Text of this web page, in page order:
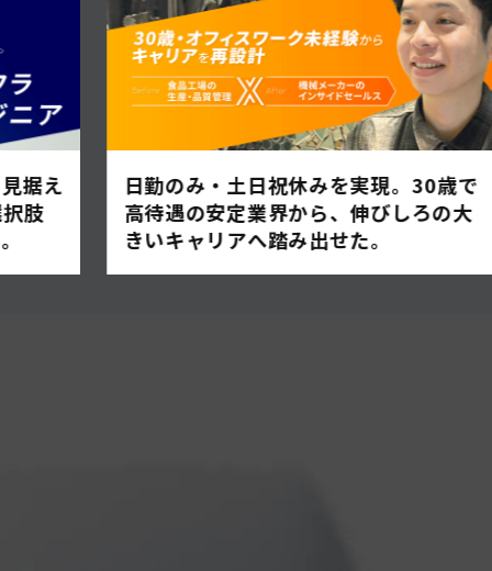
据え
肢
日勤のみ・土日祝休みを実現。30歳で
高待遇の安定業界から、伸びしろの大
きいキャリアへ踏み出せた。